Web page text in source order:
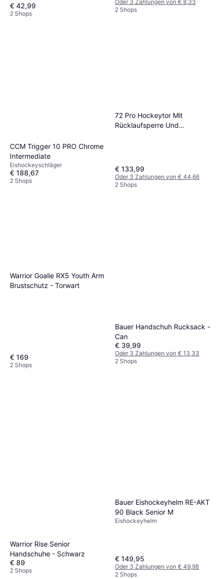
€ 42,99
2 Shops
Oder 3 Zahlungen von € 8,33
2 Shops
CCM Trigger 10 PRO Chrome
Intermediate
Eishockeyschläger
€ 188,67
2 Shops
72 Pro Hockeytor Mit
Rücklaufsperre Und
€ 133,99
Oder 3 Zahlungen von € 44,66
2 Shops
Warrior Goalie RX5 Youth Arm
Brustschutz - Torwart
€ 169
2 Shops
Bauer Handschuh Rucksack -
Can
€ 39,99
Oder 3 Zahlungen von € 13,33
2 Shops
Warrior Rise Senior
Handschuhe - Schwarz
€ 89
2 Shops
Bauer Eishockeyhelm RE-AKT
90 Black Senior M
Eishockeyhelm
€ 149,95
Oder 3 Zahlungen von € 49,98
2 Shops